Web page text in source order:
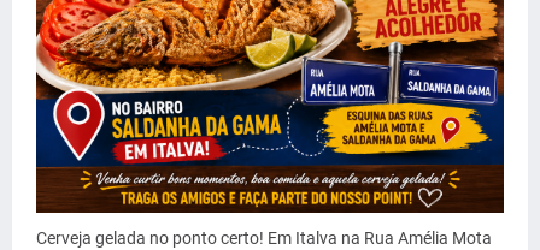
Cerveja gelada no ponto certo! Em Italva na Rua Amélia Mota